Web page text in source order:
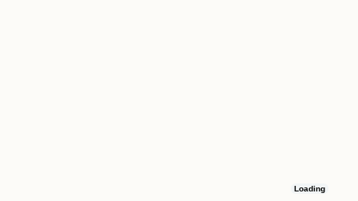
Loading